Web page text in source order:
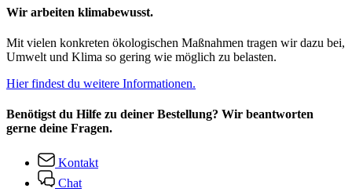
Wir arbeiten klimabewusst.
Mit vielen konkreten ökologischen Maßnahmen tragen wir dazu bei,
Umwelt und Klima so gering wie möglich zu belasten.
Hier findest du weitere Informationen.
Benötigst du Hilfe zu deiner Bestellung? Wir beantworten
gerne deine Fragen.
Kontakt
Chat